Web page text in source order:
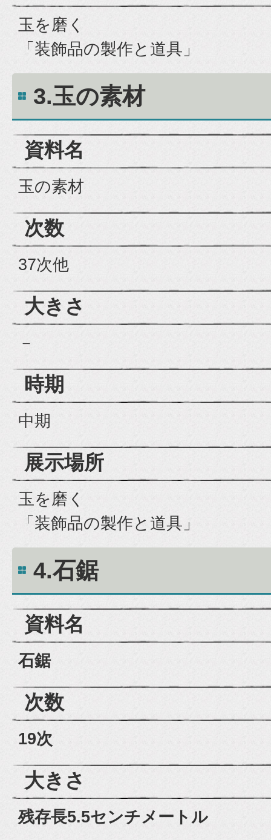
玉を磨く
「装飾品の製作と道具」
3.玉の素材
資料名
玉の素材
次数
37次他
大きさ
－
時期
中期
展示場所
玉を磨く
「装飾品の製作と道具」
4.石鋸
資料名
石鋸
次数
19次
大きさ
残存長5.5センチメートル